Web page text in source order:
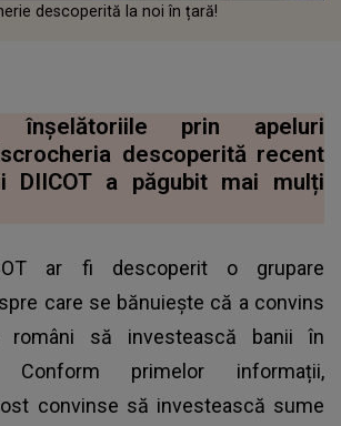
descoperită la noi în țară!
prin apeluri
descoperită recent
DIICOT a păgubit mai mulți
ar fi descoperit o grupare
care se bănuiește că a convins
să investească banii în
Conform primelor informații,
convinse să investească sume